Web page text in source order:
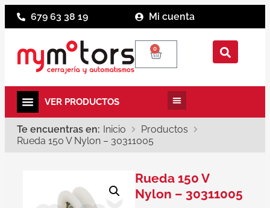
679 63 38 19 Mi cuenta
0
Te encuentras en: Inicio
Productos
Rueda 150 V Nylon – 30311005
Rueda 150 V
Nylon – 30311005